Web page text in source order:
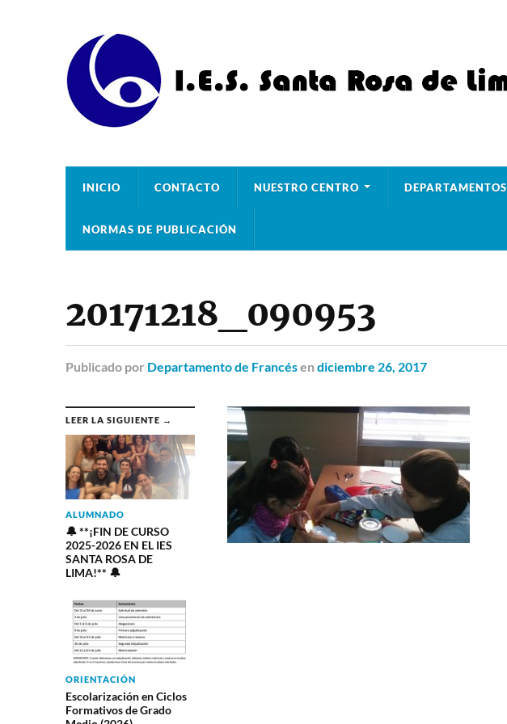
INICIO CONTACTO NUESTRO CENTRO DEPARTAMENTOS
NORMAS DE PUBLICACIÓN
20171218_090953
Publicado por Departamento de Francésen diciembre 26, 2017
LEER LA SIGUIENTE →
ALUMNADO
🔔 **¡FIN DE CURSO
2025-2026 EN EL IES
SANTA ROSA DE
LIMA!** 🔔
ORIENTACIÓN
Escolarización en Ciclos
Formativos de Grado